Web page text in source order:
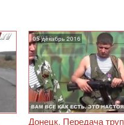
05 декабрь 2016
Донецк. Передача